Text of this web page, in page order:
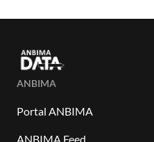
ANBIMA
Portal ANBIMA
ANBIMA Feed